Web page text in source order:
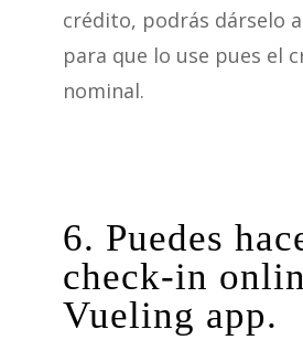
crédito, podrás dárselo
para que lo use pues el
nominal.
6. Puedes
check-in
Vueling app.